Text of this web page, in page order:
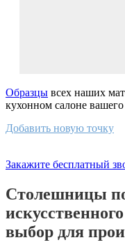
Образцы всех наших
кухонном салоне вашего
Добавить новую точку
Закажите бесплатный
Столешницы
выбор для